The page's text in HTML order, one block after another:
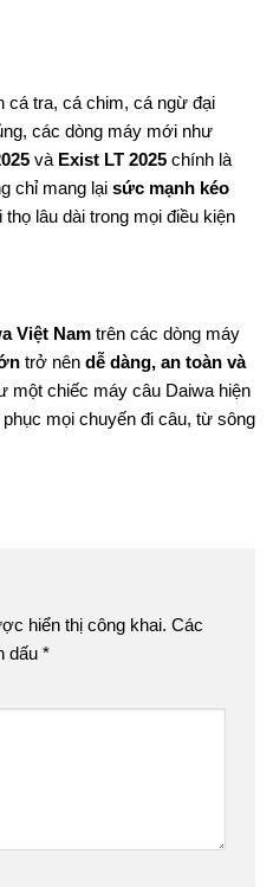
cá tra, cá chim, cá ngừ đại
các dòng máy mới như
và Exist LT 2025 chính là
chỉ mang lại sức mạnh kéo
lâu dài trong mọi điều kiện
Việt Nam trên các dòng máy
trở nên dễ dàng, an toàn và
một chiếc máy câu Daiwa hiện
mọi chuyến đi câu, từ sông
hiển thị công khai. Các
dấu *